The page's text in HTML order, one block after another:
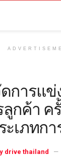
การแ
กค้า ค
เภทกา
drive thailand